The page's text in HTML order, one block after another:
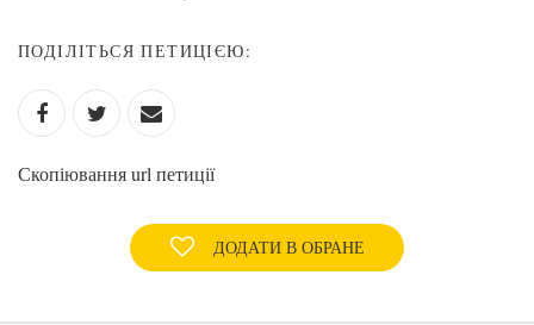
ПОДІЛІТЬСЯ ПЕТИЦІЄЮ:
Скопіювання url петиції
ДОДАТИ В ОБРАНЕ